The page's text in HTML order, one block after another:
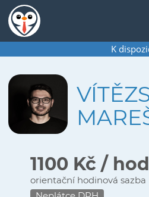
K
1100 Kč / hod
orientační hodinová sazba